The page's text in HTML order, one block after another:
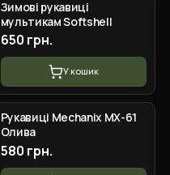
Зимові рукавиці
мультикам Softshell
650 грн.
У кошик
Рукавиці Mechanix MX-61
Олива
580 грн.